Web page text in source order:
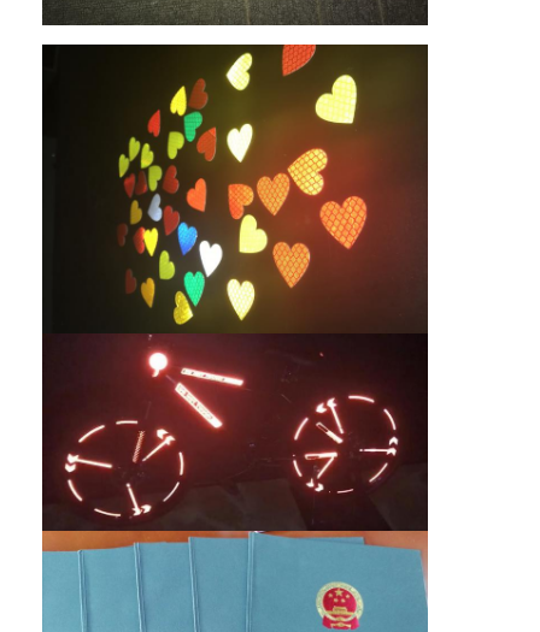
เซ็นเรโทรรีเฟล็กโตมิเตอร์
เครื่องวัดแสงสะท้อนย้อนยุค
เครื่องวัดความหนาเครื่องหมายถนน
เครื่องวัดแสงสะท้อนแบบพกพา
เครื่องวัดแสงสะท้อนแบบใช้มือถือ
เครื่องหมายสะท้อนแสงย้อนยุค
สติ๊กเกอร์สะท้อนแสงจักรยาน
สติ๊กเกอร์เทปสะท้อนแสง
สติ๊กเกอร์สะท้อนแสงรถยนต์